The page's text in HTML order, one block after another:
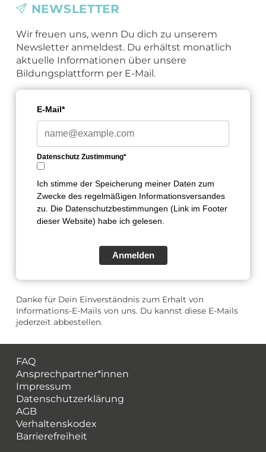
NEWSLETTER
Wir freuen uns, wenn Du dich zu unserem
Newsletter anmeldest. Du erhältst monatlich
aktuelle Informationen über unsere
Bildungsplattform per E-Mail.
E-Mail*
Datenschutz Zustimmung*
Ich stimme der Speicherung meiner Daten zum
Zwecke des regelmäßigen Informationsversandes
zu. Die Datenschutzbestimmungen (Link im Footer
dieser Website) habe ich gelesen.
Anmelden
Danke für Dein Einverständnis zum Erhalt von
Informations-E-Mails von uns. Du kannst diese E-Mails
jederzeit abbestellen.
FAQ
Ansprechpartner*innen
Impressum
Datenschutzerklärung
AGB
Verhaltenskodex
Barrierefreiheit